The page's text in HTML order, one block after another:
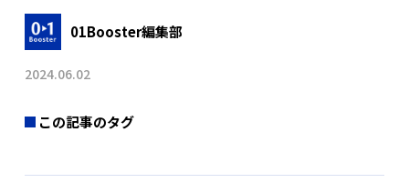
01Booster編集部
2024.06.02
この記事のタグ